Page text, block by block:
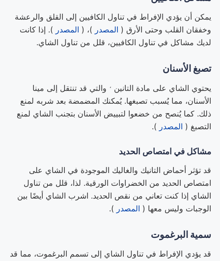
يمكن أن يؤدي الإفراط في تناول الكافيين إلى القلق والرعشة
وخفقان القلب وحتى الأرق ( المصدر )، ( المصدر ). إذا كانت
لديك مشاكل في تناول الكافيين، قلل من تناول الشاي.
تصبغ الأسنان
يحتوي الشاي على مادة التانين ،
والتي قد تنتقل إلى مينا
الأسنان، مما يُسبب تصبغها. يُمكنك المضمضة بعد شربه لمنع
ذلك. كما يُنصح من خضعوا لتبييض الأسنان بتجنب الشاي لمنع
التصبغ ( المصدر ).
مشاكل في امتصاص الحديد
قد تؤثر أحماض التانيك والغاليك الموجودة في الشاي على
امتصاص الحديد من الخضراوات الورقية. لذا، قلل من تناول
الشاي إذا كنت تعاني من نقص الحديد. اشرب الشاي أيضًا بين
الوجبات وليس معها ( المصدر ).
سمية البرغموت
قد يؤدي الإفراط في تناول الشاي إلى تسمم البرغموت، مما قد